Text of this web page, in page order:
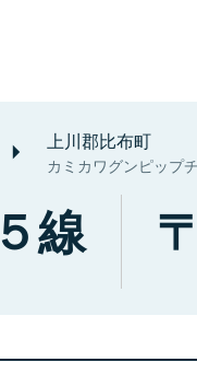
上川郡比布町
カミカワグンピップ
線